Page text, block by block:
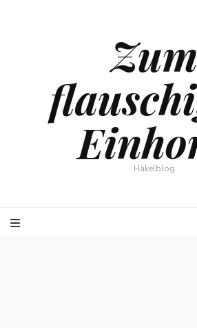
Zum
Häkelblog